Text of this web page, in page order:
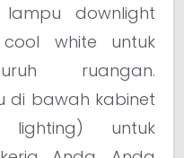
downlight
white untuk
ruangan.
di bawah kabinet
untuk